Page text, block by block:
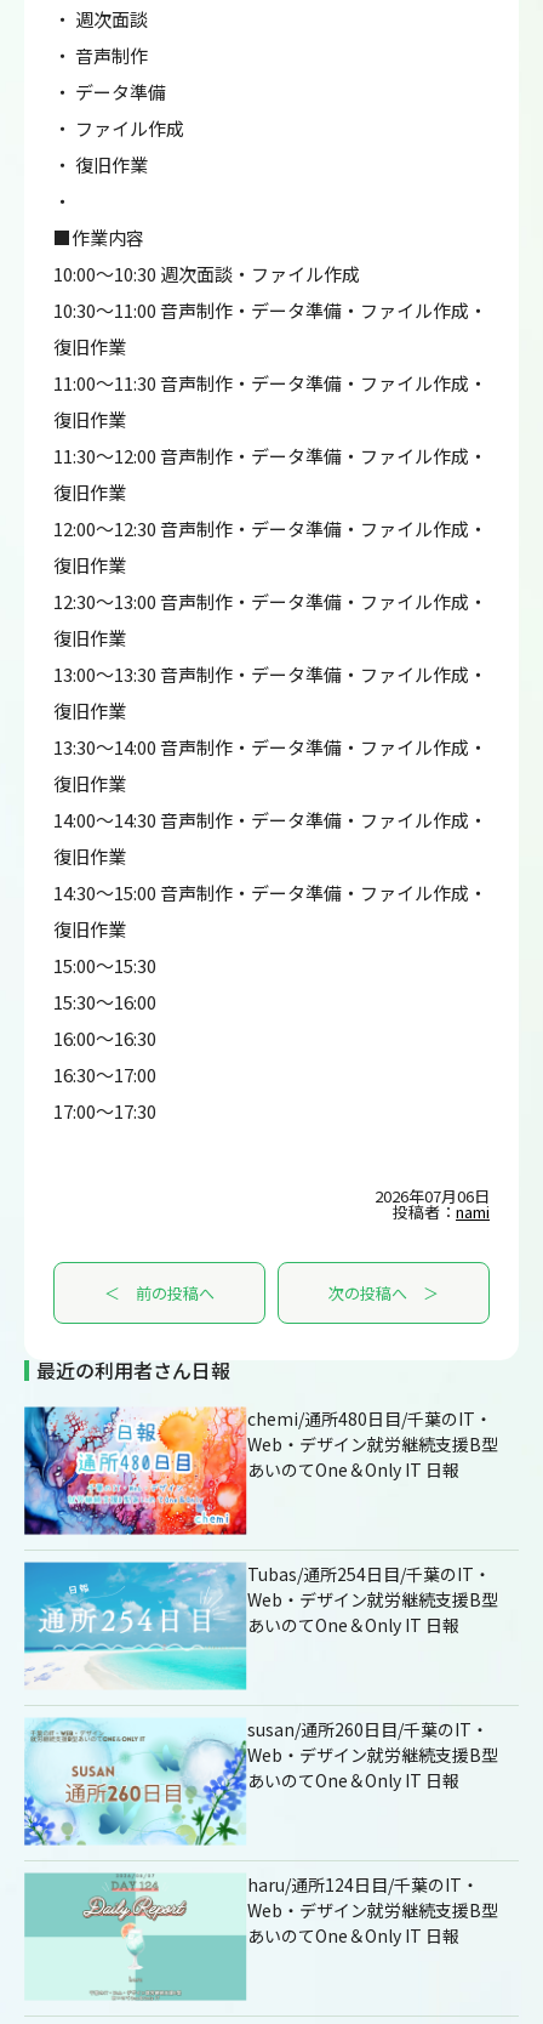
・ 週次面談
・ 音声制作
・ データ準備
・ ファイル作成
・ 復旧作業
・
■作業内容
10:00～10:30 週次面談・ファイル作成
10:30～11:00 音声制作・データ準備・ファイル作成・
復旧作業
11:00～11:30 音声制作・データ準備・ファイル作成・
復旧作業
11:30～12:00 音声制作・データ準備・ファイル作成・
復旧作業
12:00～12:30 音声制作・データ準備・ファイル作成・
復旧作業
12:30～13:00 音声制作・データ準備・ファイル作成・
復旧作業
13:00～13:30 音声制作・データ準備・ファイル作成・
復旧作業
13:30～14:00 音声制作・データ準備・ファイル作成・
復旧作業
14:00～14:30 音声制作・データ準備・ファイル作成・
復旧作業
14:30～15:00 音声制作・データ準備・ファイル作成・
復旧作業
15:00～15:30
15:30～16:00
16:00～16:30
16:30～17:00
17:00～17:30
2026年07月06日
投稿者： nami
＜ 前の投稿へ 次の投稿へ ＞
最近の利用者さん日報
chemi/通所480日目/千葉のIT・
Web・デザイン就労継続支援B型
あいのてOne＆Only IT 日報
Tubas/通所254日目/千葉のIT・
Web・デザイン就労継続支援B型
あいのてOne＆Only IT 日報
susan/通所260日目/千葉のIT・
Web・デザイン就労継続支援B型
あいのてOne＆Only IT 日報
haru/通所124日目/千葉のIT・
Web・デザイン就労継続支援B型
あいのてOne＆Only IT 日報